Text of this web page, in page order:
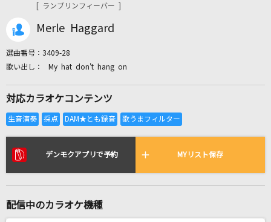
カラオケ店舗検索
カラオケリクエスト
リアルタイムで歌われている曲の一覧
[生音]修羅
[生音]スキップ・ビート(SKIPPED BEAT)
[ ランブリンフィーバー ]
Merle Haggard
選曲番号： 3409-28
My hat don't hang on
対応カラオケコンテンツ
デンモクアプリで予約 MYリスト保存
配信中のカラオケ機種